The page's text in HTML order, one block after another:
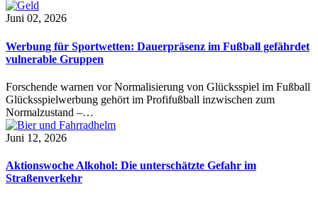
Juni 02, 2026
Werbung für Sportwetten: Dauerpräsenz im Fußball gefährdet
vulnerable Gruppen
Forschende warnen vor Normalisierung von Glücksspiel im Fußball
Glücksspielwerbung gehört im Profifußball inzwischen zum
Normalzustand –…
Juni 12, 2026
Aktionswoche Alkohol: Die unterschätzte Gefahr im
Straßenverkehr